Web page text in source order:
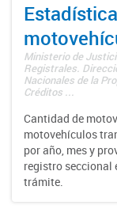
Ministerio de
Registrales.
Nacionales de la
Créditos ...
Cantidad de
motovehículos
por año, mes y
registro seccional
trámite.